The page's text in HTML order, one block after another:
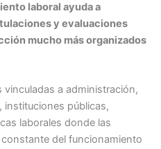
laboral ayuda a
y evaluaciones
mucho más organizados
vinculadas a administración,
instituciones públicas,
laborales donde las
del funcionamiento